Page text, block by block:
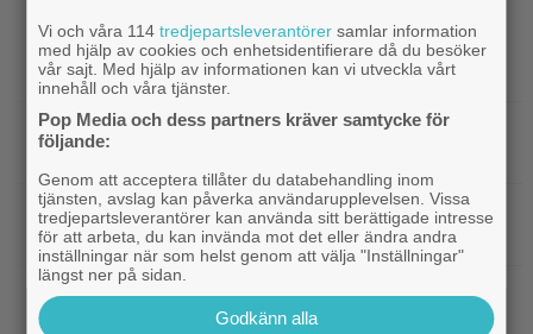
Streamingtips |Nu på Viaplay: Ethan Hawke
gjorde fjolårets bästa förvandling – blev 1.52 cm
lång
TV-spel|”Snyggaste spelet genom tiderna”
släpptes 2020: ”Fantastisk spelvärld”
Disney Plus|3 nya tv-serier redo att plöja i
helgen – finns något för alla!
Trivia|Thrillern med Katherine Heigl sålde bara
6 biobiljetter – historiens lägsta intäkter
Vi och våra 114tredjepartsleverantörer samlar information
med hjälp av cookies och enhetsidentifierare då du besöker
vår sajt. Med hjälp av informationen kan vi utveckla vårt
innehåll och våra tjänster.
Pop Media och dess partners kräver samtycke för
följande:
Genom att acceptera tillåter du databehandling inom
tjänsten, avslag kan påverka användarupplevelsen. Vissa
tredjepartsleverantörer kan använda sitt berättigade intresse
för att arbeta, du kan invända mot det eller ändra andra
inställningar när som helst genom att välja "Inställningar"
längst ner på sidan.
Godkänn alla